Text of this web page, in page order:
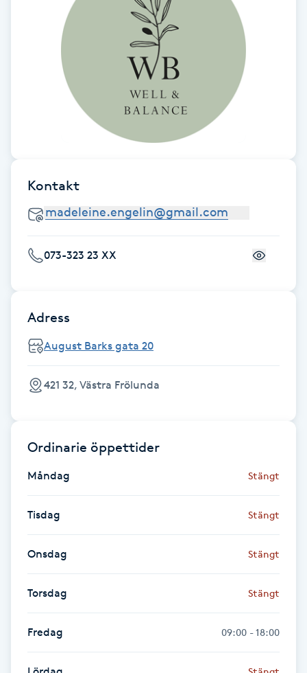
Faceliftmassage
Fibromassage
Fotsvamp
Fransfärgning
Fransförlängning
Fransförlängning Megavolym
Fransförlängning Volym
Fransk manikyr
Fransrengöring
Kontakt
073-323 23 XX
Adress
August Barks gata 20
421 32, Västra Frölunda
Ordinarie öppettider
Måndag Stängt
Tisdag Stängt
Onsdag Stängt
Torsdag Stängt
Fredag 09:00 - 18:00